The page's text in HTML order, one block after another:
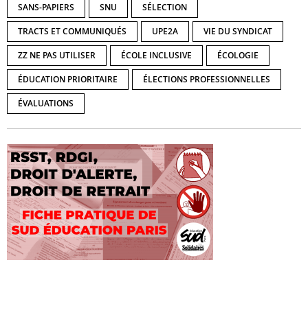
SANS-PAPIERS SNU SÉLECTION
TRACTS ET COMMUNIQUÉS UPE2A VIE DU SYNDICAT
ZZ NE PAS UTILISER ÉCOLE INCLUSIVE ÉCOLOGIE
ÉDUCATION PRIORITAIRE ÉLECTIONS PROFESSIONNELLES
ÉVALUATIONS